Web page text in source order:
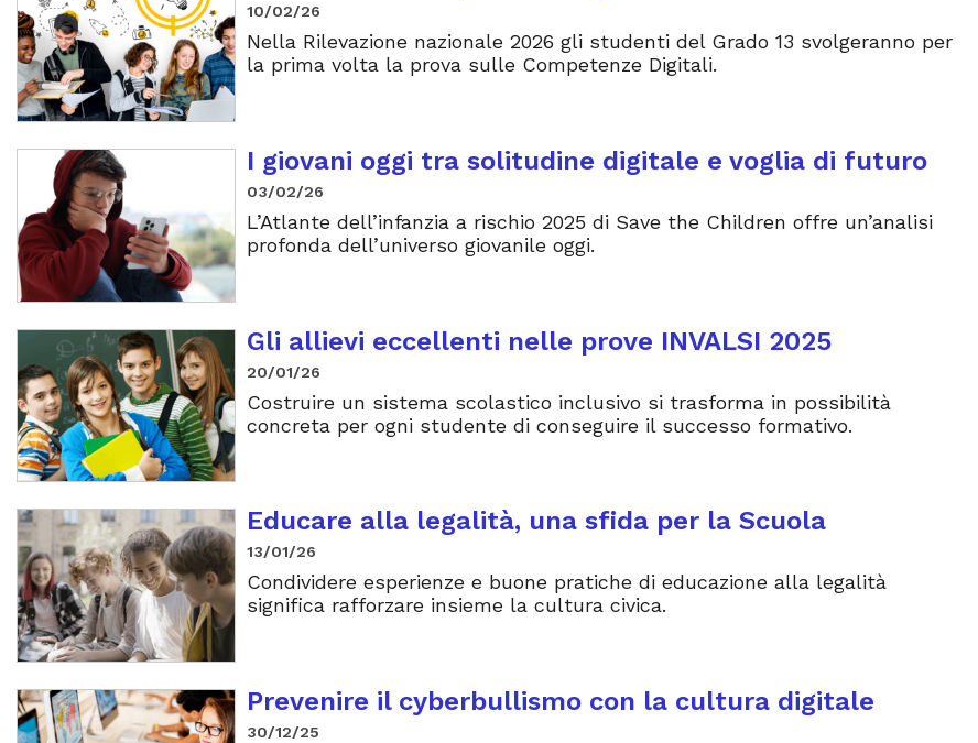
10/02/26
Nella Rilevazione nazionale 2026 gli studenti del Grado 13 svolgeranno per
la prima volta la prova sulle Competenze Digitali.
I giovani oggi tra solitudine digitale e voglia di futuro
03/02/26
L’Atlante dell’infanzia a rischio 2025 di Save the Children offre un’analisi
profonda dell’universo giovanile oggi.
Gli allievi eccellenti nelle prove INVALSI 2025
20/01/26
Costruire un sistema scolastico inclusivo si trasforma in possibilità
concreta per ogni studente di conseguire il successo formativo.
Educare alla legalità, una sfida per la Scuola
13/01/26
Condividere esperienze e buone pratiche di educazione alla legalità
significa rafforzare insieme la cultura civica.
Prevenire il cyberbullismo con la cultura digitale
30/12/25